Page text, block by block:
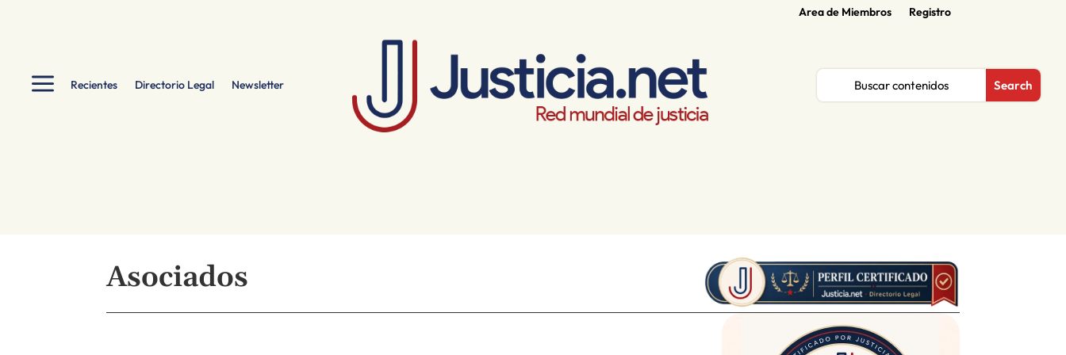
Area de Miembros Registro
a Recientes Directorio Legal Newsletter
Asociados